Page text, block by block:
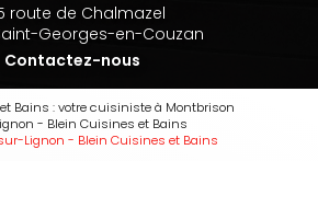
route de Chalmazel
Georges-en-Couzan
Contactez-nous
Bains : votre cuisiniste à Montbrison
- Blein Cuisines et Bains
Lignon - Blein Cuisines et Bains